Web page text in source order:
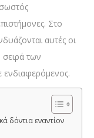
Στο
αυτές οι
σειρά των
ενδιαφερόμενος.
δόντια εναντίον